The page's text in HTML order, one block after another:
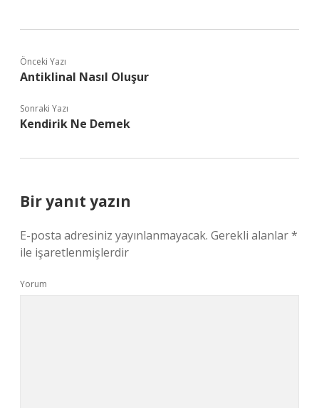
Önceki Yazı
Antiklinal Nasıl Oluşur
Sonraki Yazı
Kendirik Ne Demek
Bir yanıt yazın
E-posta adresiniz yayınlanmayacak. Gerekli alanlar*
ile işaretlenmişlerdir
Yorum